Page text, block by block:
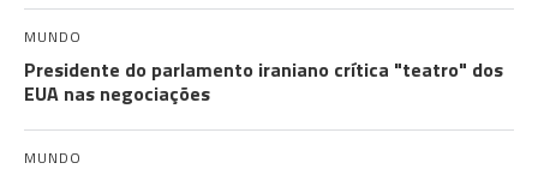
MUNDO
Presidente do parlamento iraniano crítica "teatro" dos
EUA nas negociações
MUNDO